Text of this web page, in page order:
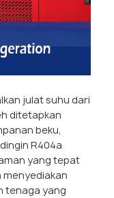
julat suhu dari
ditetapkan
beku,
R404a
yang tepat
tenaga yang